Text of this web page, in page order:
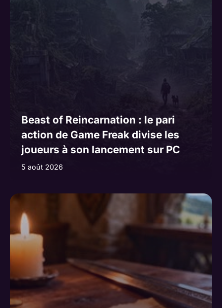
Beast of Reincarnation : le pari
action de Game Freak divise les
joueurs à son lancement sur PC
5 août 2026